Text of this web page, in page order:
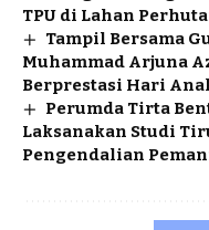
TPU di Lahan
Tampil Bersama
Muhammad Arjuna
Berprestasi Hari
Perumda Tirta
Laksanakan Studi
Pengendalian